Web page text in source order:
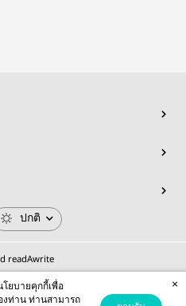
ปกติ
readAwrite
ยบายคุกกี้เพื่อ
ท่าน ท่านสามารถ
×